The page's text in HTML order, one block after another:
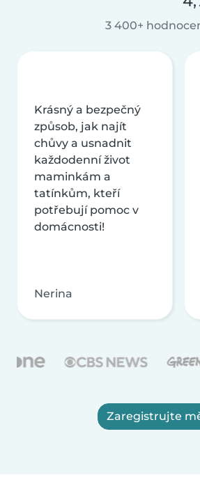
3 400+
Krásný a bezpečný
způsob, jak najít
chůvy a usnadnit
každodenní život
maminkám a
tatínkům, kteří
potřebují pomoc v
domácnosti!
Nerina
Zaregistrujte